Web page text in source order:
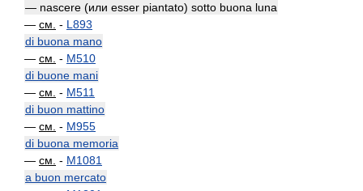
— nascere (или esser piantato) sotto buona luna
— см. - L893
di buona mano
— см. - M510
di buone mani
— см. - M511
di buon mattino
— см. - M955
di buona memoria
— см. - M1081
a buon mercato